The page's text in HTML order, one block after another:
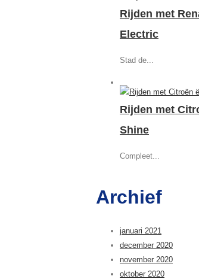
Rijden met
Electric
Stad de...
Rijden met
Shine
Compleet...
Archief
januari 2021
december 2020
november 2020
oktober 2020